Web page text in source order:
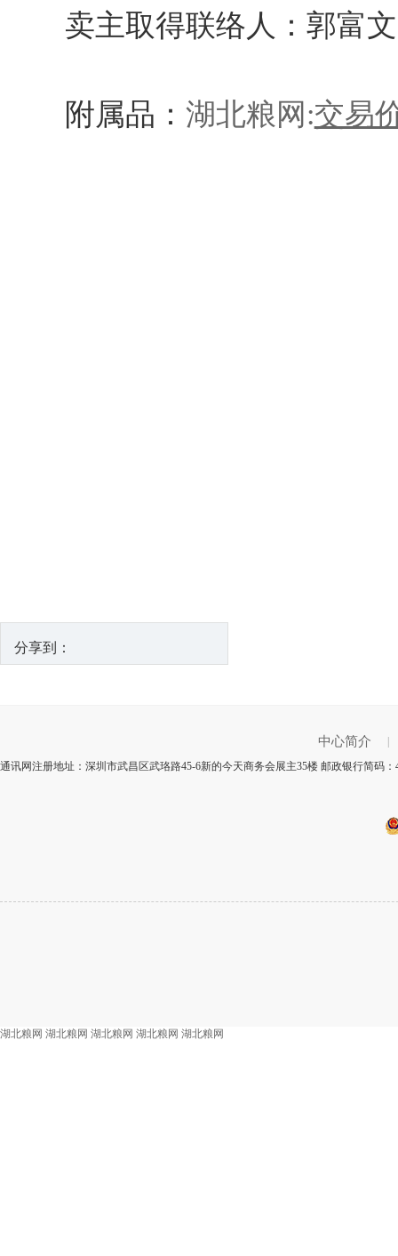
卖主取得联络人：郭
附属品： 湖北粮网:交易
分享到：
中心简介
通讯网注册地址：深圳市武昌区武珞路45-6新的今天商务会展主35楼 邮政银行简码
湖北粮网 湖北粮网 湖北粮网 湖北粮网 湖北粮网